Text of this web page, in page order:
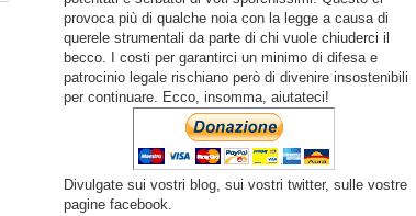
provoca più di qualche noia con la legge a causa di
querele strumentali da parte di chi vuole chiuderci il
becco. I costi per garantirci un minimo di difesa e
patrocinio legale rischiano però di divenire insostenibili
per continuare. Ecco, insomma, aiutateci!
Divulgate sui vostri blog, sui vostri twitter, sulle vostre
pagine facebook.